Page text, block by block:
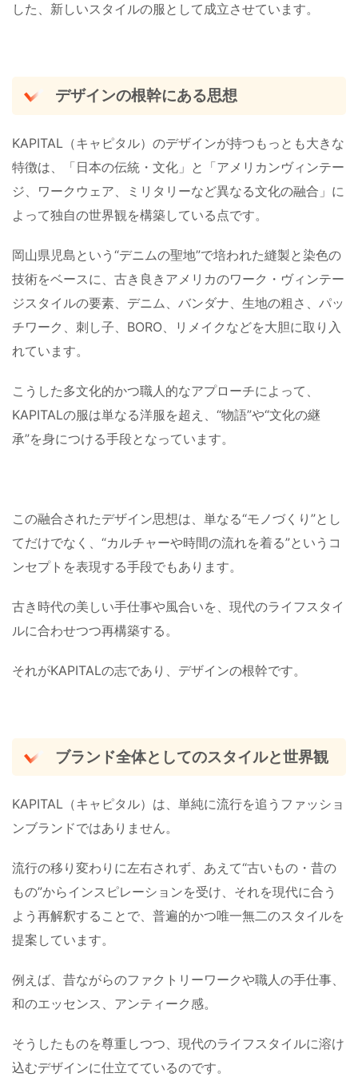
した、新しいスタイルの服として成立させています。
デザインの根幹にある思想
KAPITAL（キャピタル）のデザインが持つもっとも大きな
特徴は、「日本の伝統・文化」と「アメリカンヴィンテー
ジ、ワークウェア、ミリタリーなど異なる文化の融合」に
よって独自の世界観を構築している点です。
岡山県児島という“デニムの聖地”で培われた縫製と染色の
技術をベースに、古き良きアメリカのワーク・ヴィンテー
ジスタイルの要素、デニム、バンダナ、生地の粗さ、パッ
チワーク、刺し子、BORO、リメイクなどを大胆に取り入
れています。
こうした多文化的かつ職人的なアプローチによって、
KAPITALの服は単なる洋服を超え、“物語”や“文化の継
承”を身につける手段となっています。
この融合されたデザイン思想は、単なる“モノづくり”とし
てだけでなく、“カルチャーや時間の流れを着る”というコ
ンセプトを表現する手段でもあります。
古き時代の美しい手仕事や風合いを、現代のライフスタイ
ルに合わせつつ再構築する。
それがKAPITALの志であり、デザインの根幹です。
ブランド全体としてのスタイルと世界観
KAPITAL（キャピタル）は、単純に流行を追うファッショ
ンブランドではありません。
流行の移り変わりに左右されず、あえて“古いもの・昔の
もの”からインスピレーションを受け、それを現代に合う
よう再解釈することで、普遍的かつ唯一無二のスタイルを
提案しています。
例えば、昔ながらのファクトリーワークや職人の手仕事、
和のエッセンス、アンティーク感。
そうしたものを尊重しつつ、現代のライフスタイルに溶け
込むデザインに仕立てているのです。